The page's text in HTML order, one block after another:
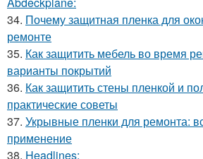
34. Почему защитная пленка для
ремонте
35. Как защитить мебель во время
варианты покрытий
36. Как защитить стены пленкой и
практические советы
37. Укрывные пленки для ремонта:
применение
38. Headlines: